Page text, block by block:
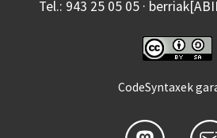
Tel.: 943 25 05 05 ·
CodeSyntaxek